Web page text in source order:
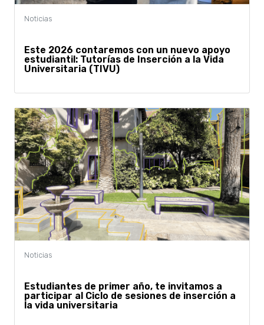
Este 2026 contaremos con un nuevo apoyo
estudiantil: Tutorías de Inserción a la Vida
Universitaria (TIVU)
Estudiantes de primer año, te invitamos a
participar al Ciclo de sesiones de inserción a
la vida universitaria